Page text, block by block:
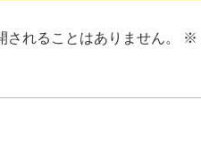
されることはありません。 ※